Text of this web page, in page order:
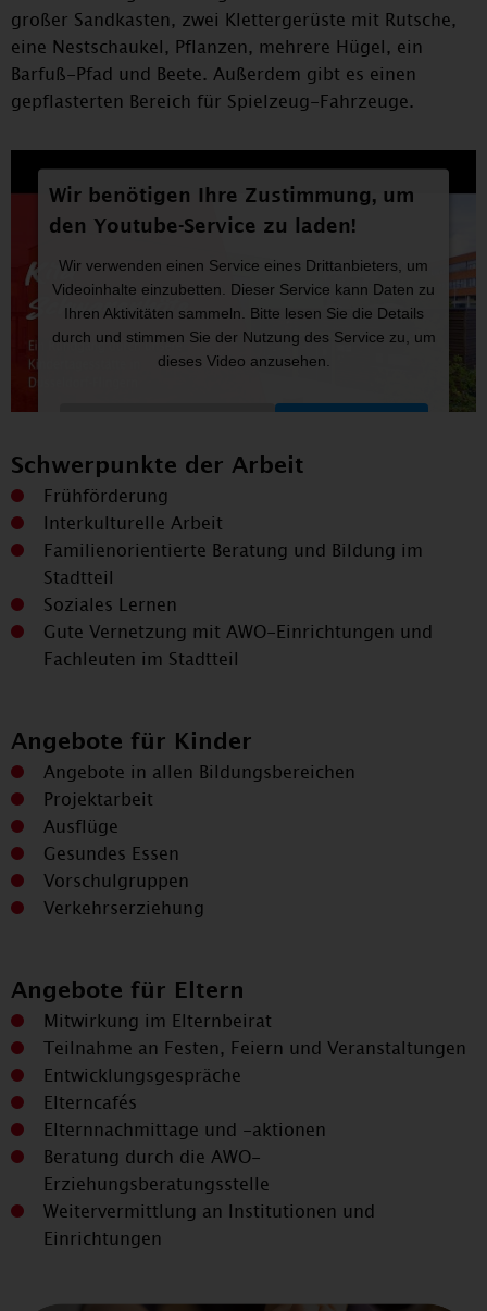
großer Sandkasten, zwei Klettergerüste mit Rutsche,
eine Nestschaukel, Pflanzen, mehrere Hügel, ein
Barfuß-Pfad und Beete. Außerdem gibt es einen
gepflasterten Bereich für Spielzeug-Fahrzeuge.
Wir benötigen Ihre Zustimmung, um
den Youtube-Service zu laden!
Wir verwenden einen Service eines Drittanbieters, um
Videoinhalte einzubetten. Dieser Service kann Daten zu
Ihren Aktivitäten sammeln. Bitte lesen Sie die Details
durch und stimmen Sie der Nutzung des Service zu, um
dieses Video anzusehen.
Powered byUsercentrics Consent Management
Schwerpunkte der Arbeit
Frühförderung
Interkulturelle Arbeit
Familienorientierte Beratung und Bildung im
Stadtteil
Soziales Lernen
Gute Vernetzung mit AWO-Einrichtungen und
Fachleuten im Stadtteil
Angebote für Kinder
Angebote in allen Bildungsbereichen
Projektarbeit
Ausflüge
Gesundes Essen
Vorschulgruppen
Verkehrserziehung
Angebote für Eltern
Mitwirkung im Elternbeirat
Teilnahme an Festen, Feiern und Veranstaltungen
Entwicklungsgespräche
Elterncafés
Elternnachmittage und -aktionen
Beratung durch die AWO-
Erziehungsberatungsstelle
Weitervermittlung an Institutionen und
Einrichtungen